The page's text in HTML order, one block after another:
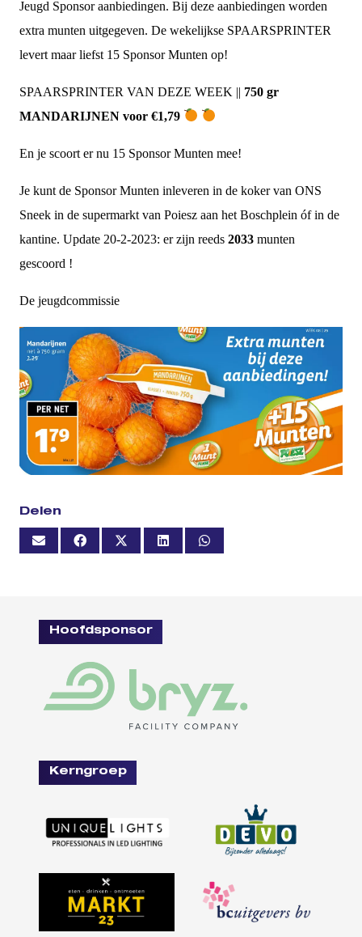
Jeugd Sponsor aanbiedingen. Bij deze aanbiedingen worden
extra munten uitgegeven. De wekelijkse SPAARSPRINTER
levert maar liefst 15 Sponsor Munten op!
SPAARSPRINTER VAN DEZE WEEK || 750 gr
MANDARIJNEN voor €1,79
En je scoort er nu 15 Sponsor Munten mee!
Je kunt de Sponsor Munten inleveren in de koker van ONS
Sneek in de supermarkt van Poiesz aan het Boschplein óf in de
kantine. Update 20-2-2023: er zijn reeds 2033 munten
gescoord !
De jeugdcommissie
Delen
Hoofdsponsor
Kerngroep